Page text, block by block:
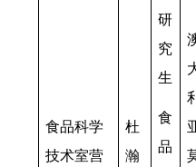
食品科学
技术室营
杜
瀚
研
究
生
食
品